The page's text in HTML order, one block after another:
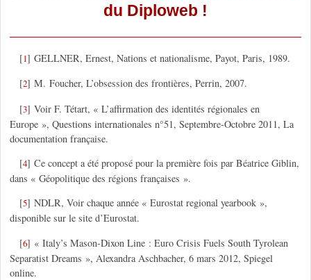
du Diploweb !
[1]GELLNER, Ernest, Nations et nationalisme, Payot, Paris, 1989.
[2]M. Foucher, L’obsession des frontières, Perrin, 2007.
[3]Voir F. Tétart, « L’affirmation des identités régionales en
Europe », Questions internationales n°51, Septembre-Octobre 2011, La
documentation française.
[4]Ce concept a été proposé pour la première fois par Béatrice Giblin,
dans « Géopolitique des régions françaises ».
[5]NDLR, Voir chaque année « Eurostat regional yearbook »,
disponible sur le site d’Eurostat.
[6] « Italy’s Mason-Dixon Line : Euro Crisis Fuels South Tyrolean
Separatist Dreams », Alexandra Aschbacher, 6 mars 2012, Spiegel
online.